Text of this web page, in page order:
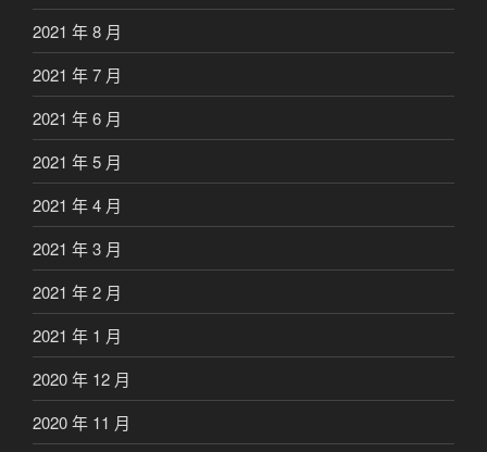
2021 年 8 月
2021 年 7 月
2021 年 6 月
2021 年 5 月
2021 年 4 月
2021 年 3 月
2021 年 2 月
2021 年 1 月
2020 年 12 月
2020 年 11 月